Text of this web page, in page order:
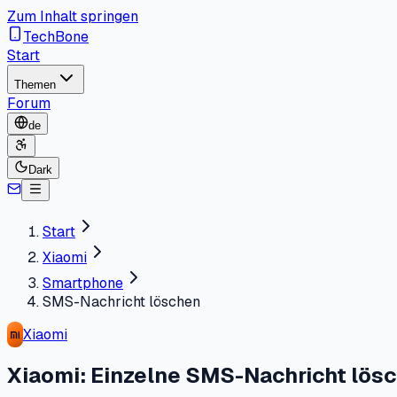
Zum Inhalt springen
TechBone
Start
Themen
Forum
de
Dark
Start
Xiaomi
Smartphone
SMS-Nachricht löschen
Xiaomi
Xiaomi: Einzelne SMS-Nachricht